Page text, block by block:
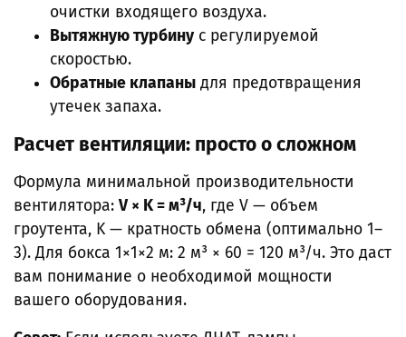
очистки входящего воздуха.
Вытяжную турбину с регулируемой
скоростью.
Обратные клапаны для предотвращения
утечек запаха.
Расчет вентиляции: просто о сложном
Формула минимальной производительности
вентилятора:V × K = м³/ч, где V — объем
гроутента, K — кратность обмена (оптимально 1–
3). Для бокса 1×1×2 м: 2 м³ × 60 = 120 м³/ч. Это даст
вам понимание о необходимой мощности
вашего оборудования.